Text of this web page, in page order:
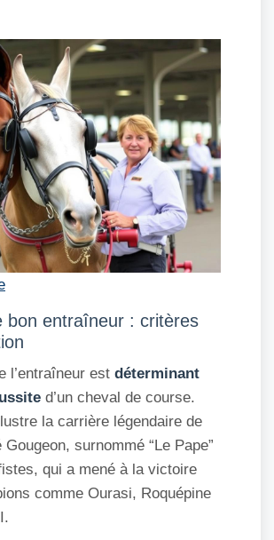
bon entraîneur : critères
l’entraîneur est déterminant
d’un cheval de course.
la carrière légendaire de
surnommé “Le Pape”
qui a mené à la victoire
comme Ourasi, Roquépine